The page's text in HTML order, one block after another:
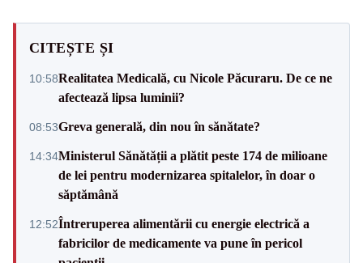
CITEȘTE ȘI
10:58Realitatea Medicală, cu Nicole Păcuraru. De ce ne
afectează lipsa luminii?
08:53Greva generală, din nou în sănătate?
14:34Ministerul Sănătății a plătit peste 174 de milioane
de lei pentru modernizarea spitalelor, în doar o
săptămână
12:52Întreruperea alimentării cu energie electrică a
fabricilor de medicamente va pune în pericol